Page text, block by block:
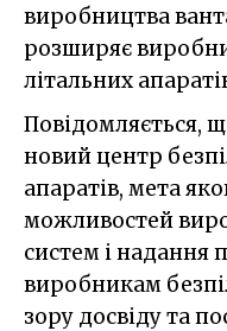
виробництва
розширяє
літальних
Повідомляється,
новий центр
апаратів, мета
можливостей
систем і надання
виробникам
зору досвіду та